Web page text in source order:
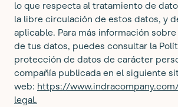
lo que respecta al tratamiento de
la libre circulación de estos datos, y
aplicable. Para más información
de tus datos, puedes consultar la
protección de datos de carácter
compañía publicada en el siguiente
web: https://
legal.